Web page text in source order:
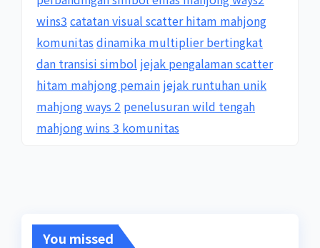
wins3 catatan visual scatter hitam mahjong
komunitas dinamika multiplier bertingkat
dan transisi simbol jejak pengalaman scatter
hitam mahjong pemain jejak runtuhan unik
mahjong ways 2 penelusuran wild tengah
mahjong wins 3 komunitas
You missed